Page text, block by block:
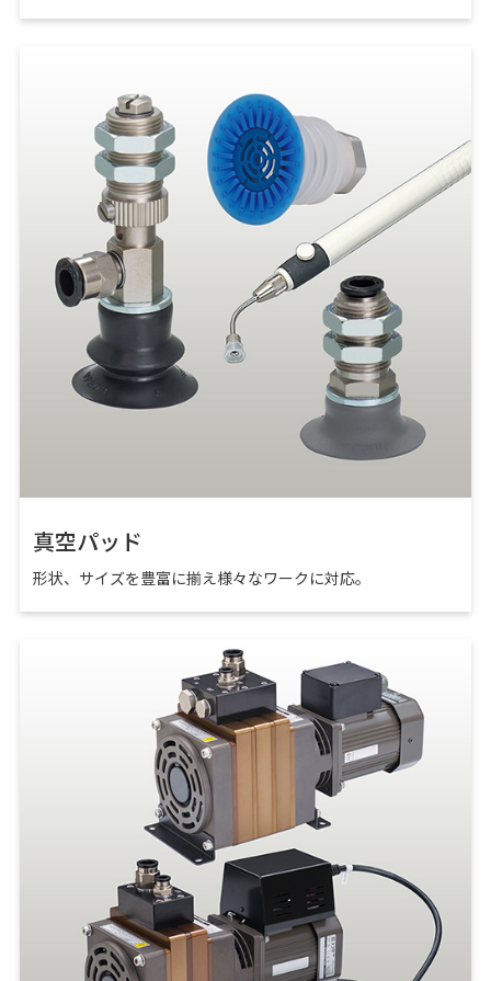
真空パッド
形状、サイズを豊富に揃え様々なワークに対応。